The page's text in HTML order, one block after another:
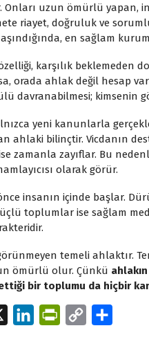
Onları uzun ömürlü yapan,
riayet, doğruluk ve
en sağlam
karşılık beklemeden
orada ahlak değil hesap
davranabilmesi; kimsenin
yeni kanunlarla
ahlaki bilinçtir. Vicdanın
zamanla zayıflar. Bu
olarak görür.
insanın içinde başlar.
toplumlar ise sağlam
temeli ahlaktır.
ömürlü olur. Çünkü
bir toplumu da hiçbir